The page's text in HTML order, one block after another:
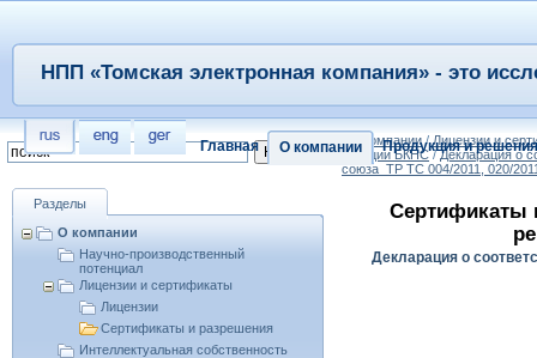
Главная О компании Продукция и решения
НПП «Томская электронная компания» - это
Разделы
О компании
Научно-производственный
потенциал
Лицензии и сертификаты
Лицензии
Сертификаты и разрешения
Интеллектуальная собственность
О компании/Лицензии и
станции БКНС/Декларация о
союза_ТР ТС 004/2011, 020/
Сертификаты
Декларация о